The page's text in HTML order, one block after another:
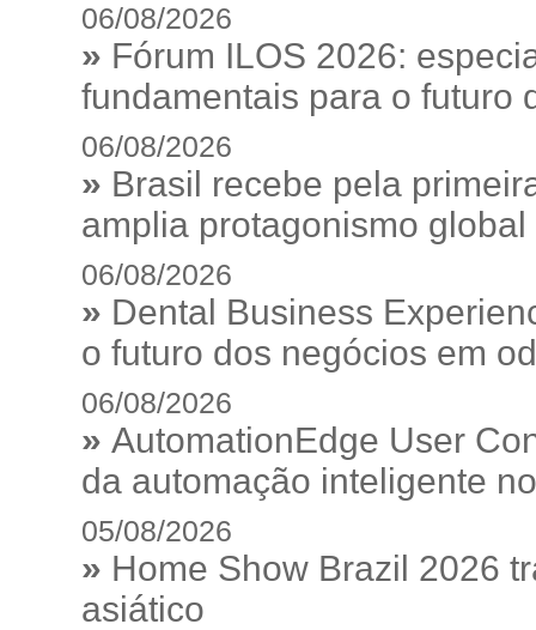
06/08/2026
» Fórum ILOS 2026:
fundamentais para o futuro
06/08/2026
» Brasil recebe pela
amplia protagonismo
06/08/2026
» Dental Business
o futuro dos negócios em
06/08/2026
» AutomationEdge User
da automação inteligente
05/08/2026
» Home Show Brazil 2026
asiático